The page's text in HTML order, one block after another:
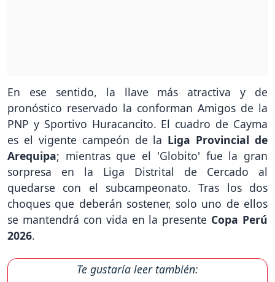
En ese sentido, la llave más atractiva y de
pronóstico reservado la conforman Amigos de la
PNP y Sportivo Huracancito. El cuadro de Cayma
es el vigente campeón de la Liga Provincial de
Arequipa; mientras que el 'Globito' fue la gran
sorpresa en la Liga Distrital de Cercado al
quedarse con el subcampeonato. Tras los dos
choques que deberán sostener, solo uno de ellos
se mantendrá con vida en la presente Copa Perú
2026.
Te gustaría leer también: